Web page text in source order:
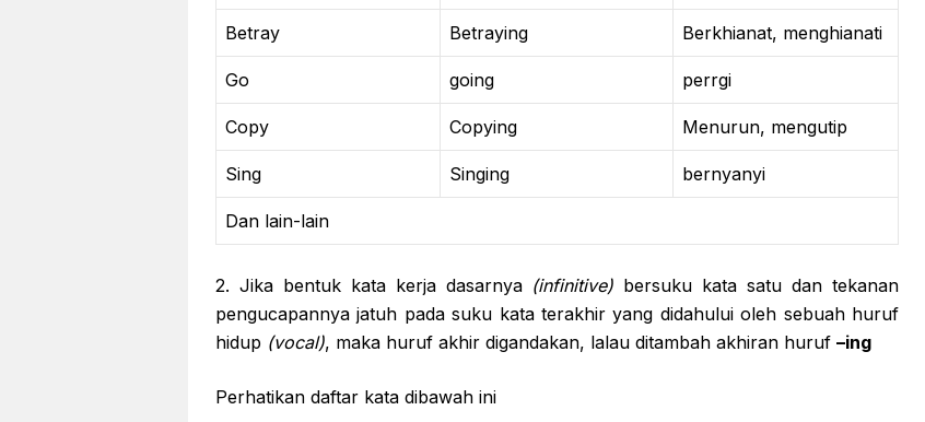
Betray Betraying Berkhianat, menghianati
Go going perrgi
Copy Copying Menurun, mengutip
Sing Singing bernyanyi
Dan lain-lain
2. Jika bentuk kata kerja dasarnya(infinitive) bersuku kata satu dan tekanan
pengucapannya jatuh pada suku kata terakhir yang didahului oleh sebuah huruf
hidup (vocal), maka huruf akhir digandakan, lalau ditambah akhiran huruf –ing
Perhatikan daftar kata dibawah ini